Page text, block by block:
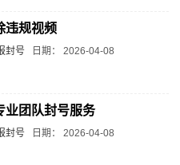
违规视频
封号 日期： 2026-04-08
业团队封号服务
封号 日期： 2026-04-08